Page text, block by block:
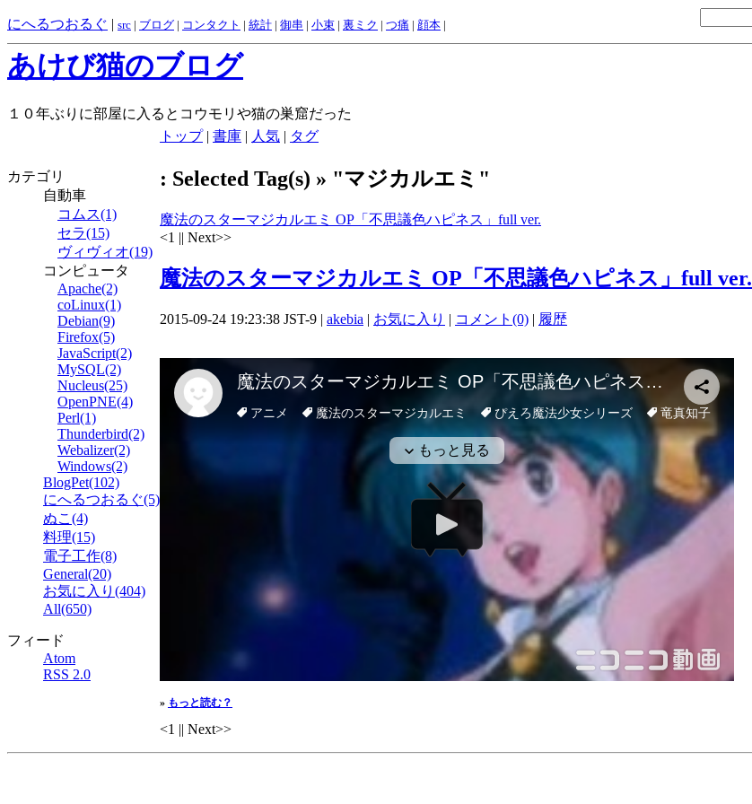
にへるつおるぐ | src | ブログ | コンタクト | 統計 | 御串 | 小束 | 裏ミク | つ痛 | 顔本 |
あけび猫のブログ
１０年ぶりに部屋に入るとコウモリや猫の巣窟だった
カテゴリ
自動車
コムス(1)
セラ(15)
ヴィヴィオ(19)
コンピュータ
Apache(2)
coLinux(1)
Debian(9)
Firefox(5)
JavaScript(2)
MySQL(2)
Nucleus(25)
OpenPNE(4)
Perl(1)
Thunderbird(2)
Webalizer(2)
Windows(2)
BlogPet(102)
にへるつおるぐ(5)
ぬこ(4)
料理(15)
電子工作(8)
General(20)
お気に入り(404)
All(650)
フィード
Atom
RSS 2.0
トップ| 書庫 | 人気 | タグ
: Selected Tag(s) » "マジカルエミ"
魔法のスターマジカルエミ OP「不思議色ハピネス」full ver.
<1 || Next>>
魔法のスターマジカルエミ OP「不思議色ハピネス」full ver.
2015-09-24 19:23:38 JST-9 | akebia | お気に入り | コメント(0) | 履歴
» もっと読む？
<1 || Next>>